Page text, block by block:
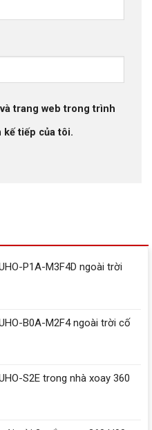
trang web trong trình
kế tiếp của tôi.
P1A-M3F4D ngoài trời
B0A-M2F4 ngoài trời cố
S2E trong nhà xoay 360